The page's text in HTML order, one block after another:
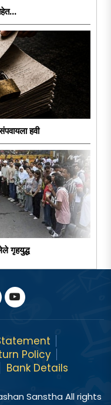
हवी
गृहयुद्ध
Policy
Bank Details
Sanstha All rights